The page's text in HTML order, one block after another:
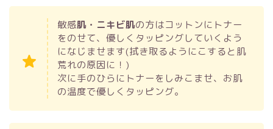
敏感肌・ニキビ肌の方はコットンにトナー
をのせて、優しくタッピングしていくよう
になじませます(拭き取るようにこすると肌
荒れの原因に！)
次に手のひらにトナーをしみこませ、お肌
の温度で優しくタッピング。